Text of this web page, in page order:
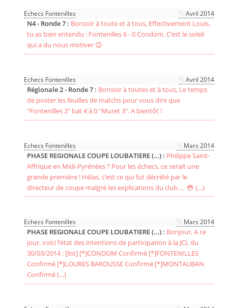
Echecs Fontenilles Avril 2014
N4 - Ronde 7 : Bonsoir à toute et à tous, Effectivement Louis,
tu as bien entendu : Fontenilles 6 - 0 Condom. C’est le soleil
qui a du nous motiver 😉
Echecs Fontenilles Avril 2014
Régionale 2 - Ronde 7 : Bonsoir à toutes et à tous, Le temps
de poster les feuilles de matchs pour vous dire que
"Fontenilles 2" bat 4 à 0 "Muret 3". A bientôt !
Echecs Fontenilles Mars 2014
PHASE REGIONALE COUPE LOUBATIERE (…) : Philippe Saint-
Affrique en Midi-Pyrénées ? Pour les échecs, ce serait une
grande première ! Hélas, c’est ce qui fut décrété par le
directeur de coupe malgré les explications du club.... 😳 (…)
Echecs Fontenilles Mars 2014
PHASE REGIONALE COUPE LOUBATIERE (…) : Bonjour, A ce
jour, voici l’état des intentions de participation à la JCL du
30/03/2014 : [list] [*]CONDOM Confirmé [*]FONTENILLES
Confirmé [*]LOURES BAROUSSE Confirmé [*]MONTAUBAN
Confirmé (…)